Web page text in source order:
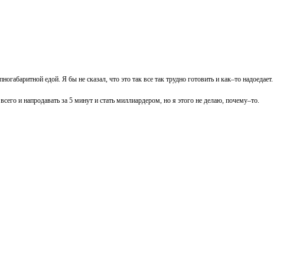
едой. Я бы не сказал, что это так все так трудно готовить и как–то надоедает.
и напродавать за 5 минут и стать миллиардером, но я этого не делаю, почему–то.